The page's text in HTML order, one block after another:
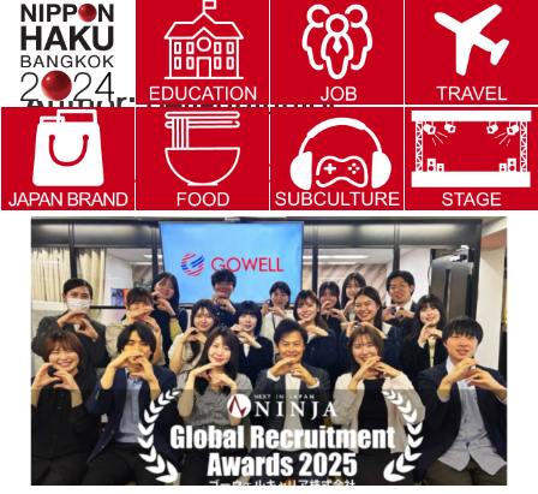
Author:bell-nhjunior
WORK IN JAPAN@GOWELL